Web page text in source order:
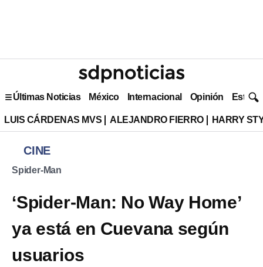
Últimas Noticias México Internacional Opinión Estilo
LUIS CÁRDENAS MVS ALEJANDRO FIERRO HARRY
CINE
Spider-Man
‘Spider-Man: No Way Home’
ya está en Cuevana según
usuarios